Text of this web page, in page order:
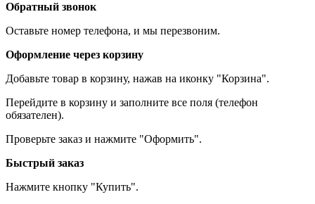
Обратный звонок
Оставьте номер телефона, и мы перезвоним.
Оформление через корзину
Добавьте товар в корзину, нажав на иконку "Корзина".
Перейдите в корзину и заполните все поля (телефон
обязателен).
Проверьте заказ и нажмите "Оформить".
Быстрый заказ
Нажмите кнопку "Купить".